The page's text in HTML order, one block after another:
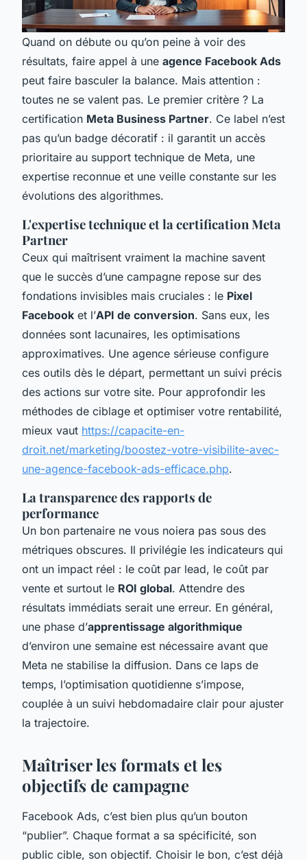
Quand on débute ou qu’on peine à voir des
résultats, faire appel à une agence Facebook Ads
peut faire basculer la balance. Mais attention :
toutes ne se valent pas. Le premier critère ? La
certification Meta Business Partner. Ce label n’est
pas qu’un badge décoratif : il garantit un accès
prioritaire au support technique de Meta, une
expertise reconnue et une veille constante sur les
évolutions des algorithmes.
L'expertise technique et la certification Meta
Partner
Ceux qui maîtrisent vraiment la machine savent
que le succès d’une campagne repose sur des
fondations invisibles mais cruciales : le Pixel
Facebook et l’API de conversion. Sans eux, les
données sont lacunaires, les optimisations
approximatives. Une agence sérieuse configure
ces outils dès le départ, permettant un suivi précis
des actions sur votre site. Pour approfondir les
méthodes de ciblage et optimiser votre rentabilité,
mieux vaut https://capacite-en-
droit.net/marketing/boostez-votre-visibilite-avec-
une-agence-facebook-ads-efficace.php.
La transparence des rapports de
performance
Un bon partenaire ne vous noiera pas sous des
métriques obscures. Il privilégie les indicateurs qui
ont un impact réel : le coût par lead, le coût par
vente et surtout le ROI global. Attendre des
résultats immédiats serait une erreur. En général,
une phase d’apprentissage algorithmique
d’environ une semaine est nécessaire avant que
Meta ne stabilise la diffusion. Dans ce laps de
temps, l’optimisation quotidienne s’impose,
couplée à un suivi hebdomadaire clair pour ajuster
la trajectoire.
Maîtriser les formats et les
objectifs de campagne
Facebook Ads, c’est bien plus qu’un bouton
“publier”. Chaque format a sa spécificité, son
public cible, son objectif. Choisir le bon, c’est déjà